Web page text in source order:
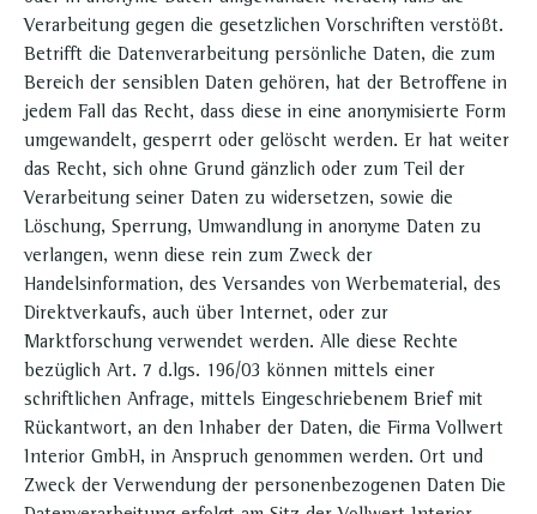
Verarbeitung gegen die gesetzlichen Vorschriften verstößt.
Betrifft die Datenverarbeitung persönliche Daten, die zum
Bereich der sensiblen Daten gehören, hat der Betroffene in
jedem Fall das Recht, dass diese in eine anonymisierte Form
umgewandelt, gesperrt oder gelöscht werden. Er hat weiter
das Recht, sich ohne Grund gänzlich oder zum Teil der
Verarbeitung seiner Daten zu widersetzen, sowie die
Löschung, Sperrung, Umwandlung in anonyme Daten zu
verlangen, wenn diese rein zum Zweck der
Handelsinformation, des Versandes von Werbematerial, des
Direktverkaufs, auch über Internet, oder zur
Marktforschung verwendet werden. Alle diese Rechte
bezüglich Art. 7 d.lgs. 196/03 können mittels einer
schriftlichen Anfrage, mittels Eingeschriebenem Brief mit
Rückantwort, an den Inhaber der Daten, die Firma Vollwert
Interior GmbH, in Anspruch genommen werden. Ort und
Zweck der Verwendung der personenbezogenen Daten Die